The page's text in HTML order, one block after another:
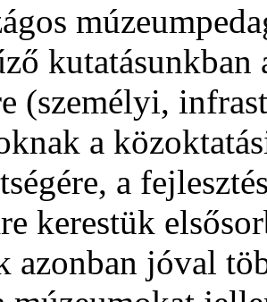
kutatásunkban
(személyi,
a
a
kerestük
azonban jóval